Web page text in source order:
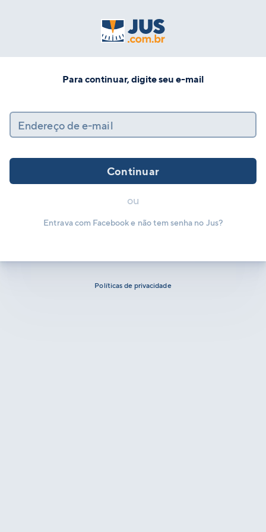
Para continuar, digite seu e-mail
Endereço de e-mail
Continuar
ou
Entrava com Facebook e não tem senha no Jus?
Políticas de privacidade